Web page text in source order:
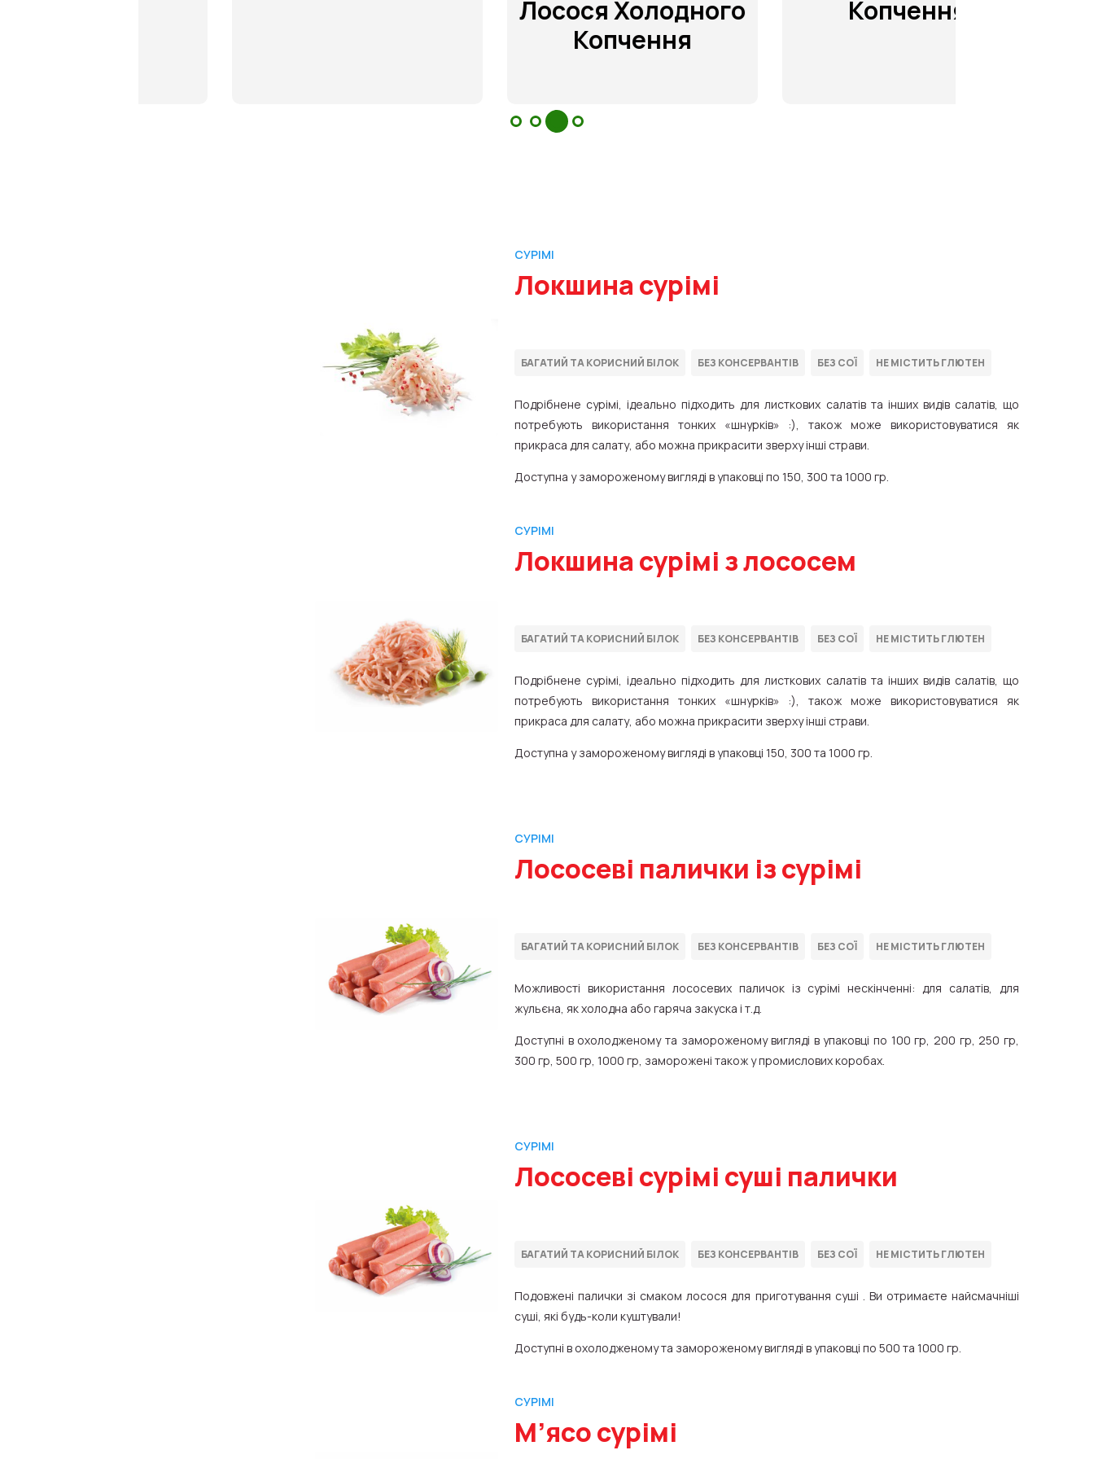
Лосося Холодного
Копчення
Копчення
СУРІМІ
Локшина сурімі
Подрібнене сурімі, ідеально підходить для листкових салатів та інших видів салатів, що
потребують використання тонких «шнурків» :), також може використовуватися як
прикраса для салату, або можна прикрасити зверху інші страви.
Доступна у замороженому вигляді в упаковці по 150, 300 та 1000 гр.
СУРІМІ
Локшина сурімі з лососем
Подрібнене сурімі, ідеально підходить для листкових салатів та інших видів салатів, що
потребують використання тонких «шнурків» :), також може використовуватися як
прикраса для салату, або можна прикрасити зверху інші страви.
Доступна у замороженому вигляді в упаковці 150, 300 та 1000 гр.
СУРІМІ
Лососеві палички із сурімі
Можливості використання лососевих паличок із сурімі нескінченні: для салатів, для
жульєна, як холодна або гаряча закуска і т.д.
Доступні в охолодженому та замороженому вигляді в упаковці по 100 гр, 200 гр, 250 гр,
300 гр, 500 гр, 1000 гр, заморожені також у промислових коробах.
СУРІМІ
Лососеві сурімі суші палички
Подовжені палички зі смаком лосося для приготування суші . Ви отримаєте найсмачніші
суші, які будь-коли куштували!
Доступні в охолодженому та замороженому вигляді в упаковці по 500 та 1000 гр.
СУРІМІ
М’ясо сурімі